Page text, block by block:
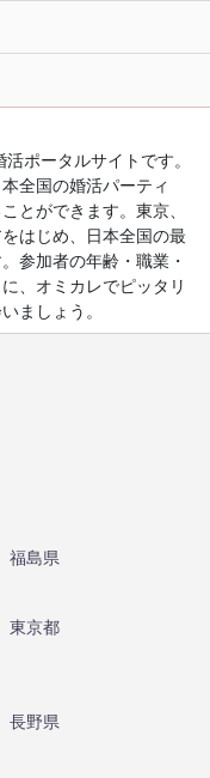
ポータルサイトです。
全国の婚活パーティ
とができます。東京、
はじめ、日本全国の最
参加者の年齢・職業・
、オミカレでピッタリ
ましょう。
福島県
東京都
長野県